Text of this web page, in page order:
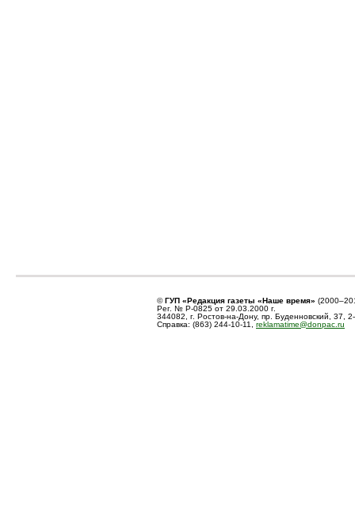
©ГУП «Редакция газеты «Наше время»
Рег. № Р-0825 от 29.03.2000 г.
344082, г. Ростов-на-Дону, пр. Буденновский, 37,
Справка: (863) 244-10-11, reklamatime@donpac.ru